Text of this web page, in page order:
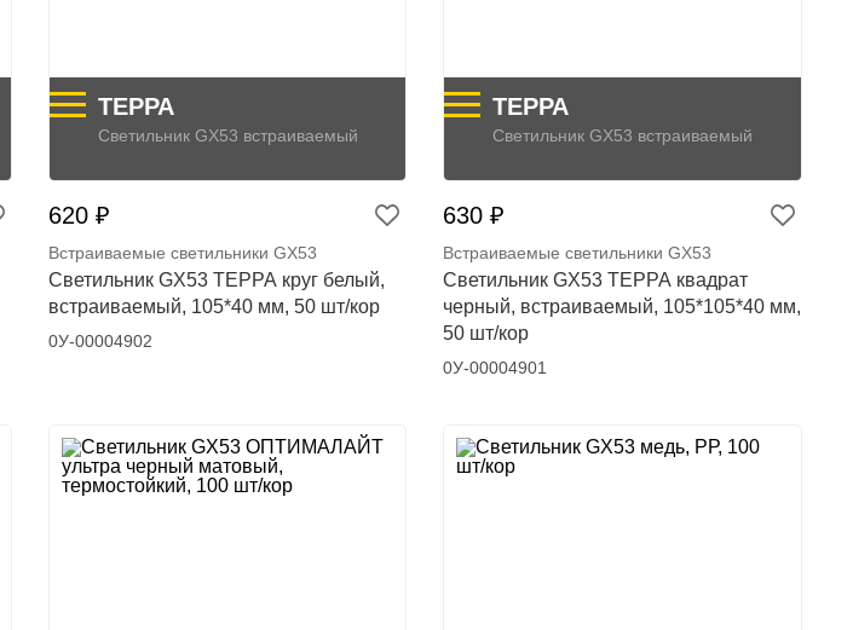
ТЕРРА
Светильник GX53 встраиваемый
620 ₽
Встраиваемые светильники GX53
Светильник GX53 ТЕРРА круг белый,
встраиваемый, 105*40 мм, 50 шт/кор
0У-00004902
ТЕРРА
Светильник GX53 встраиваемый
630 ₽
Встраиваемые светильники GX53
Светильник GX53 ТЕРРА квадрат
черный, встраиваемый, 105*105*40 мм,
50 шт/кор
0У-00004901